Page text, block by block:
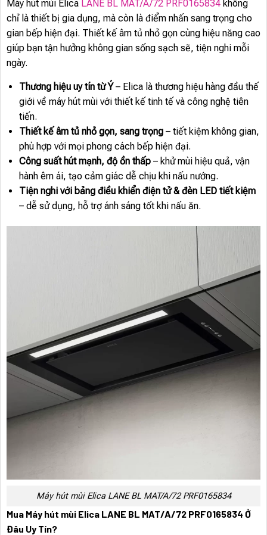
Máy hút mùi Elica LANE BL MAT/A/72 PRF0165834 không
chỉ là thiết bị gia dụng, mà còn là điểm nhấn sang trọng cho
gian bếp hiện đại. Thiết kế âm tủ nhỏ gọn cùng hiệu năng cao
giúp bạn tận hưởng không gian sống sạch sẽ, tiện nghi mỗi
ngày.
Thương hiệu uy tín từ Ý– Elica là thương hiệu hàng đầu thế
giới về máy hút mùi với thiết kế tinh tế và công nghệ tiên
tiến.
Thiết kế âm tủ nhỏ gọn, sang trọng– tiết kiệm không gian,
phù hợp với mọi phong cách bếp hiện đại.
Công suất hút mạnh, độ ồn thấp– khử mùi hiệu quả, vận
hành êm ái, tạo cảm giác dễ chịu khi nấu nướng.
Tiện nghi với bảng điều khiển điện tử & đèn LED tiết kiệm
– dễ sử dụng, hỗ trợ ánh sáng tốt khi nấu ăn.
Máy hút mùi Elica LANE BL MAT/A/72 PRF0165834
Mua Máy hút mùi Elica LANE BL MAT/A/72 PRF0165834 Ở
Đâu Uy Tín?